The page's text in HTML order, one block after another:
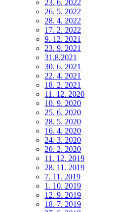
23. 6. 2022
26. 5. 2022
28. 4. 2022
17. 2. 2022
9. 12. 2021
23. 9. 2021
31.8.2021
30. 6. 2021
22. 4. 2021
18. 2. 2021
11. 12. 2020
10. 9. 2020
25. 6. 2020
28. 5. 2020
16. 4. 2020
24. 3. 2020
20. 2. 2020
11. 12. 2019
28. 11. 2019
7. 11. 2019
1. 10. 2019
12. 9. 2019
18. 7. 2019